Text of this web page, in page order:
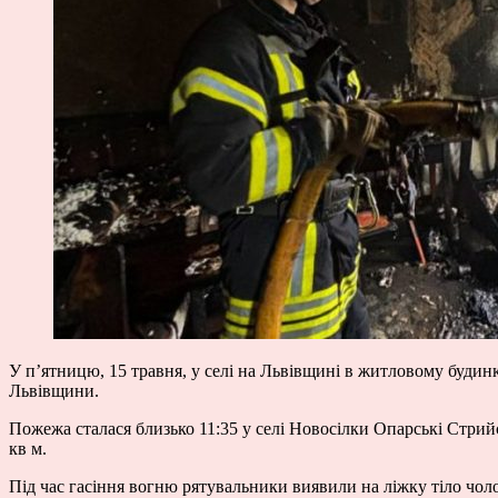
У п’ятницю, 15 травня, у селі на Львівщині в житловому
Львівщини.
Пожежа сталася близько 11:35 у селі Новосілки Опарські
кв м.
Під час гасіння вогню рятувальники виявили на ліжку тіло